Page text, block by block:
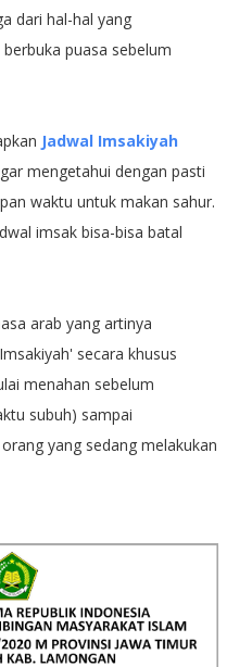
dari hal-hal yang
puasa sebelum
Jadwal Imsakiyah
mengetahui dengan pasti
waktu untuk makan sahur.
imsak bisa-bisa batal
arab yang artinya
secara khusus
menahan sebelum
subuh) sampai
yang sedang melakukan